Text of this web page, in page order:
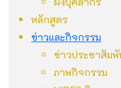
หลักสูตร
ข่าวและกิจกรรม
ข่าวประชาสัม
ภาพกิจกรรม